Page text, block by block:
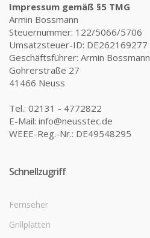
Impressum gemäß §5 TMG
Armin Bossmann
Steuernummer: 122/5066/5706
Umsatzsteuer-ID: DE262169277
Geschäftsführer: Armin Bossmann
Gohrerstraße 27
41466 Neuss
Tel.: 02131 - 4772822
E-Mail: info@neusstec.de
WEEE-Reg.-Nr.: DE49548295
Schnellzugriff
Fernseher
Grillplatten